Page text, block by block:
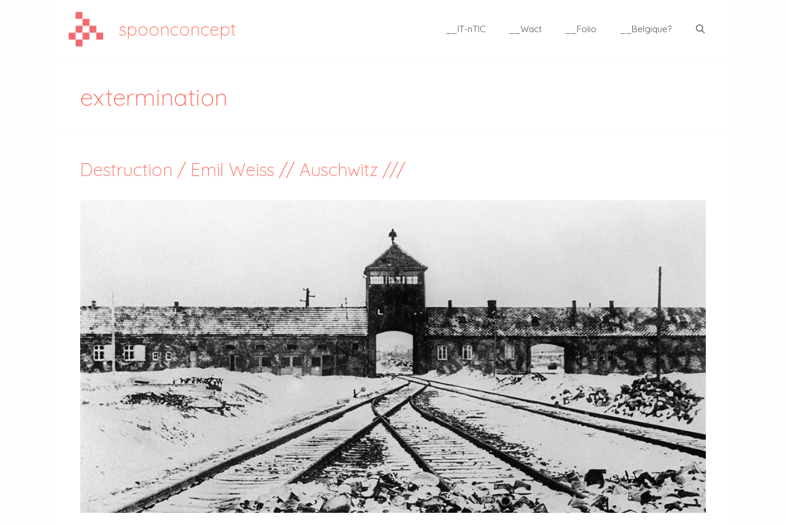
spoonconcept __IT-nTIC __Wact __Folio __Belgique?
extermination
Destruction / Emil Weiss // Auschwitz ///